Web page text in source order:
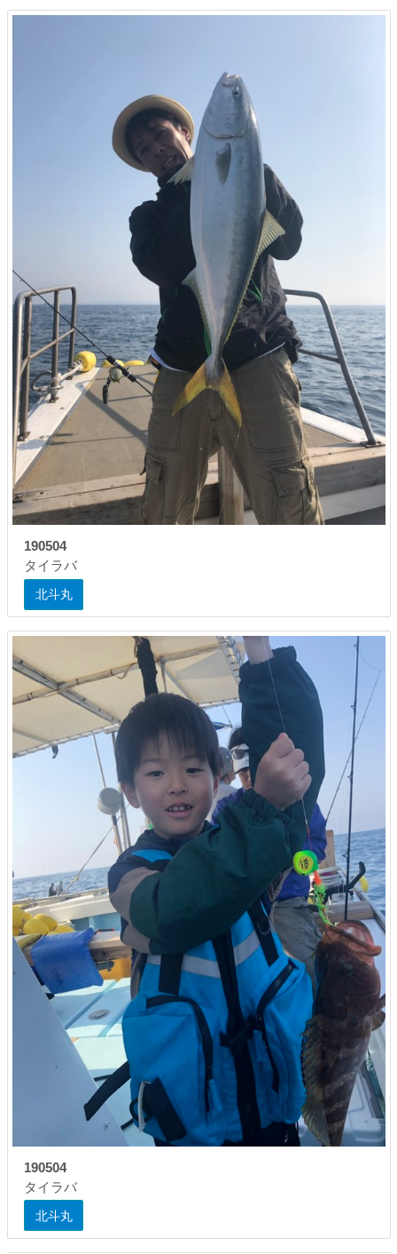
190504
タイラバ
北斗丸
190504
タイラバ
北斗丸